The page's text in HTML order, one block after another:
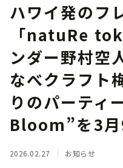
ハワイ発のフ
「natuRe
ンダー野村空
なべクラフト
りのパーテ
Bloom”を3月
2026.02.27 お知らせ